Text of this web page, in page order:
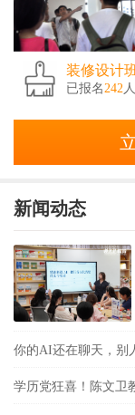
装修设计
已报名 242 人
新闻动态